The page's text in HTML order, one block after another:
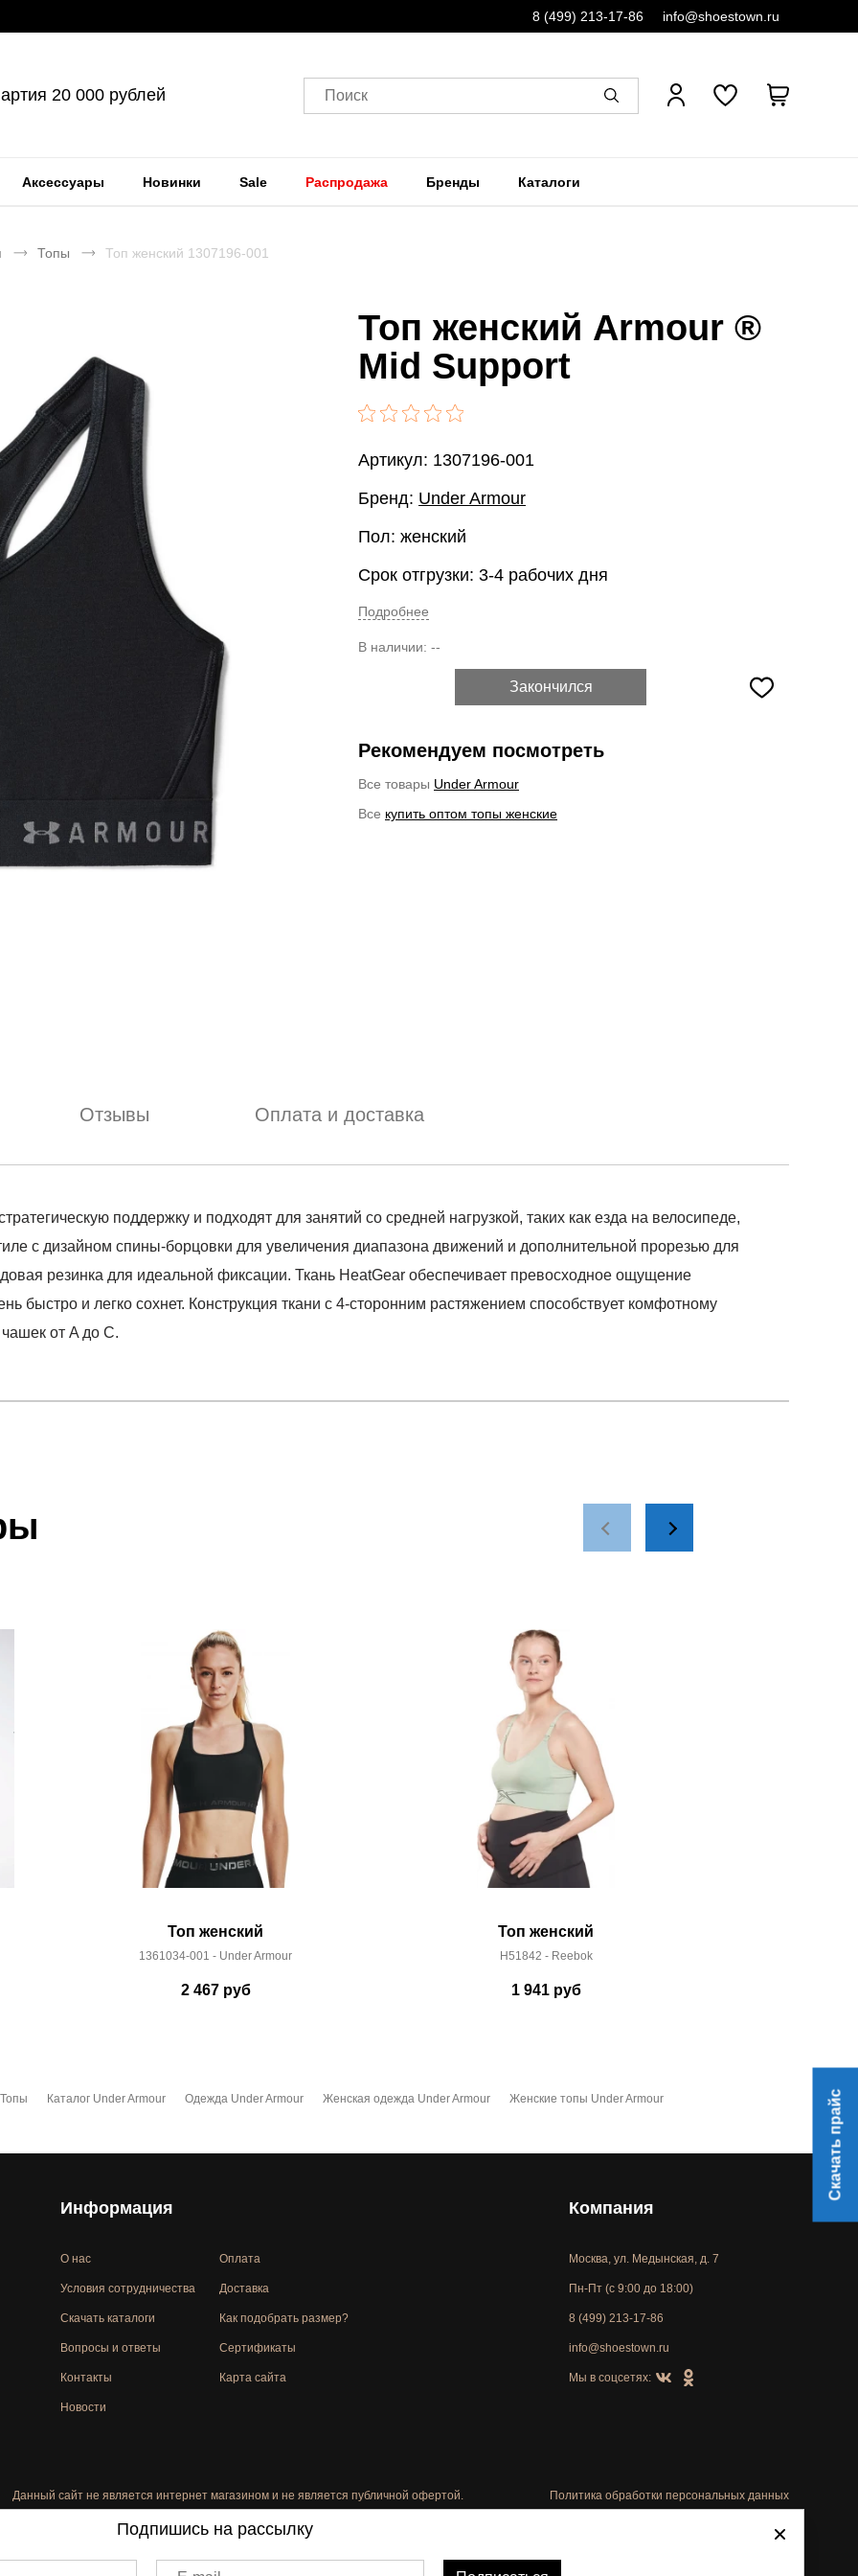
8 (499) 213-17-86 info@shoestown.ru
20 000 рублей Поиск
Аксессуары Новинки Sale Распродажа Бренды Каталоги
Топы Топ женский 1307196-001
Топ женский Armour ®
Mid Support
Артикул: 1307196-001
Бренд: Under Armour
Пол: женский
Срок отгрузки: 3-4 рабочих дня
Подробнее
В наличии: --
Закончился
Рекомендуем посмотреть
Все товары Under Armour
Все купить оптом топы женские
Отзывы Оплата и доставка
поддержку и подходят для занятий со средней нагрузкой, таких как езда на велосипеде,
с дизайном спины-борцовки для увеличения диапазона движений и дополнительной прорезью для
резинка для идеальной фиксации. Ткань HeatGear обеспечивает превосходное ощущение
быстро и легко сохнет. Конструкция ткани с 4-сторонним растяжением способствует комфотному
от A до C.
доставки
Топ женский
1361034-001 - Under Armour
2 467руб
Топ женский
H51842 - Reebok
1 941руб
Топы Каталог Under Armour Одежда Under Armour Женская одежда Under Armour Женские топы Under Armour
Информация
О нас
Условия сотрудничества
Скачать каталоги
Вопросы и ответы
Контакты
Новости
Оплата
Доставка
Как подобрать размер?
Сертификаты
Карта сайта
Компания
Москва, ул. Медынская, д. 7
Пн-Пт (с 9:00 до 18:00)
8 (499) 213-17-86
info@shoestown.ru
Мы в соцсетях:
Данный сайт не является интернет магазином и не является публичной офертой. Политика обработки персональных данных
Автоматизировано -
Скачать прайс
Подпишись на рассылку